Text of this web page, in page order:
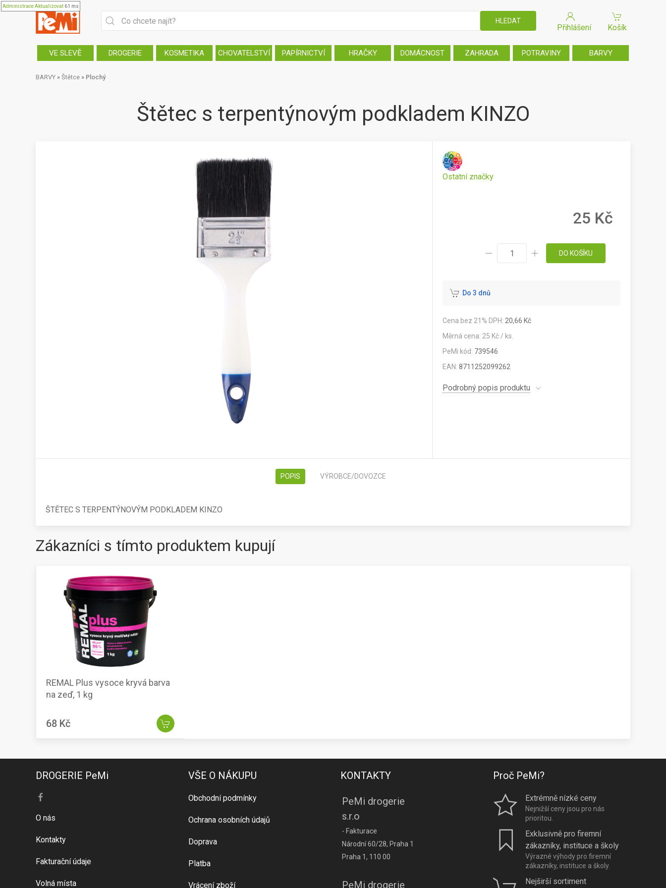
AdministraceAktualizovat 61 ms
Přihlášení Košík
VE SLEVĚ DROGERIE KOSMETIKA CHOVATELSTVÍ PAPÍRNICTVÍ HRAČKY DOMÁCNOST ZAHRADA POTRAVINY BARVY
BARVY » Štětce » Plochý
Štětec s terpentýnovým podkladem KINZO
Ostatní značky
25 Kč
DO KOŠÍKU
Do 3 dnů
Cena bez 21% DPH: 20,66 Kč
Měrná cena: 25 Kč / ks.
PeMi kód: 739546
EAN:8711252099262
Podrobný popis produktu
POPIS VÝROBCE/DOVOZCE
ŠTĚTEC S TERPENTÝNOVÝM PODKLADEM KINZO
Zákazníci s tímto produktem kupují
REMAL Plus vysoce kryvá barva
na zeď, 1 kg
68 Kč
DROGERIE PeMi
O nás
Kontakty
Fakturační údaje
Volná místa
VŠE O NÁKUPU
Obchodní podmínky
Ochrana osobních údajů
Doprava
Platba
Vrácení zboží
KONTAKTY
PeMi drogerie
s.r.o
- Fakturace
Národní 60/28, Praha 1
Praha 1, 110 00
PeMi drogerie
Proč PeMi?
Extrémně nízké ceny
Nejnižší ceny jsou pro nás
prioritou.
Exklusivně pro firemní
zákazníky, instituce a školy
Výrazné výhody pro firemní
zákazníky, instituce a školy.
Nejširší sortiment